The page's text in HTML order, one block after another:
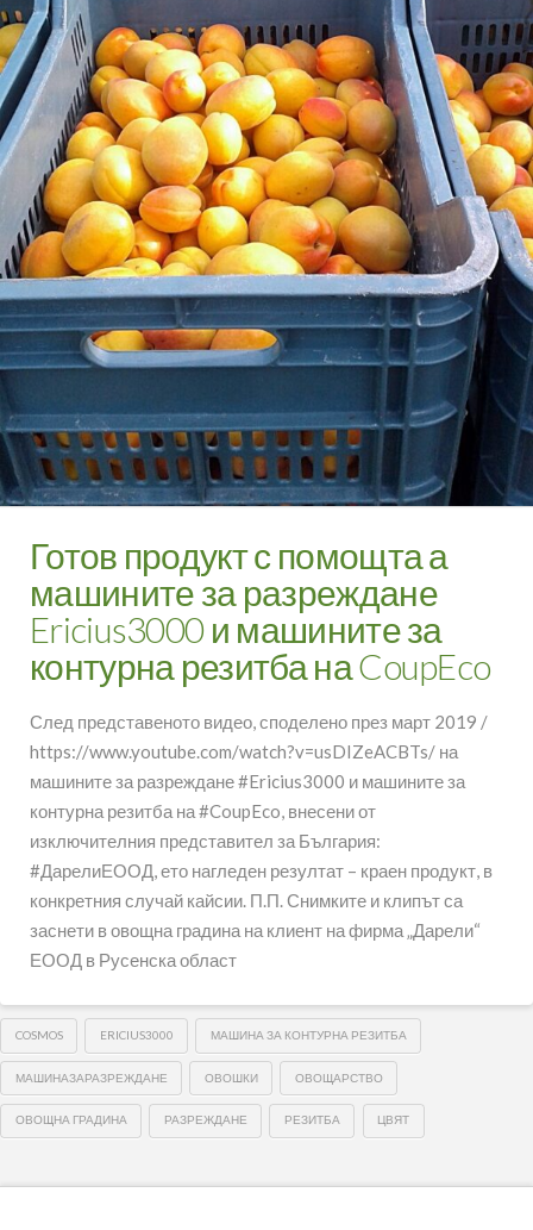
Готов продукт с помощта а
машините за разреждане
Ericius3000 и машините за
контурна резитба на CoupEco
След представеното видео, споделено през март 2019 /
https://www.youtube.com/watch?v=usDIZeACBTs/ на
машините за разреждане #Ericius3000 и машините за
контурна резитба на #CoupEco, внесени от
изключителния представител за България:
#ДарелиЕООД, ето нагледен резултат – краен продукт, в
конкретния случай кайсии. П.П. Снимките и клипът са
заснети в овощна градина на клиент на фирма „Дарели“
ЕООД в Русенска област
COSMOS ERICIUS3000 МАШИНА ЗА КОНТУРНА РЕЗИТБА
МАШИНАЗАРАЗРЕЖДАНЕ ОВОШКИ ОВОЩАРСТВО
ОВОЩНА ГРАДИНА РАЗРЕЖДАНЕ РЕЗИТБА ЦВЯТ